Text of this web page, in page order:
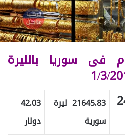
فى سوريا بالليرة
24
21645.83 ليرة
سورية
42.03
دولار